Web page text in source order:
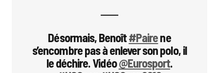
Désormais, Benoît#Pairene
s’encombre pas à enlever son polo, il
le déchire. Vidéo@Eurosport.